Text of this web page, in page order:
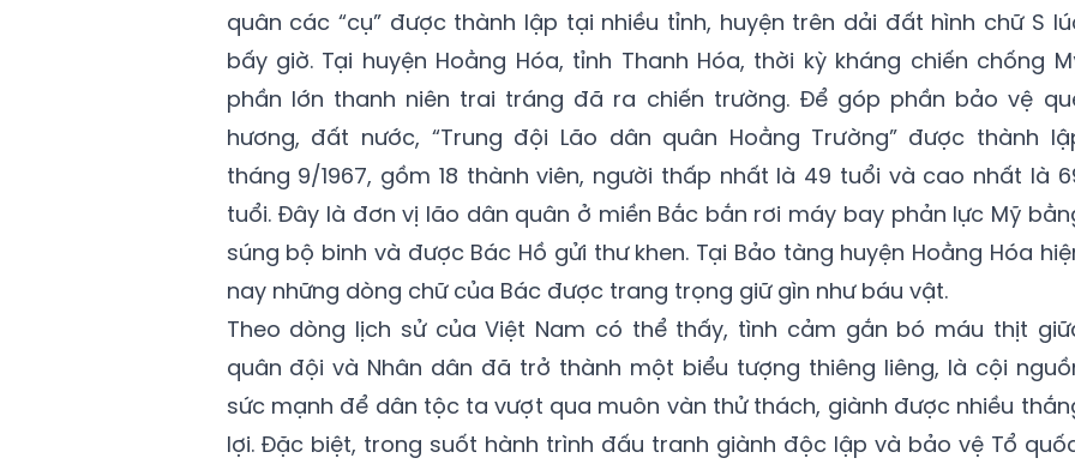
quân các “cụ” được thành lập tại nhiều tỉnh, huyện trên dải đất hình chữ S
bấy giờ. Tại huyện Hoằng Hóa, tỉnh Thanh Hóa, thời kỳ kháng chiến chống
phần lớn thanh niên trai tráng đã ra chiến trường. Để góp phần bảo vệ
hương, đất nước, “Trung đội Lão dân quân Hoằng Trường” được thành
tháng 9/1967, gồm 18 thành viên, người thấp nhất là 49 tuổi và cao nhất là
tuổi. Đây là đơn vị lão dân quân ở miền Bắc bắn rơi máy bay phản lực Mỹ
súng bộ binh và được Bác Hồ gửi thư khen. Tại Bảo tàng huyện Hoằng Hóa
nay những dòng chữ của Bác được trang trọng giữ gìn như báu vật.
Theo dòng lịch sử của Việt Nam có thể thấy, tình cảm gắn bó máu thịt
quân đội và Nhân dân đã trở thành một biểu tượng thiêng liêng, là cội
sức mạnh để dân tộc ta vượt qua muôn vàn thử thách, giành được nhiều
lợi. Đặc biệt, trong suốt hành trình đấu tranh giành độc lập và bảo vệ Tổ